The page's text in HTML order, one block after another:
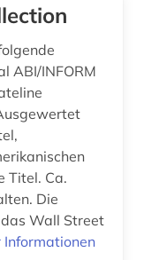
betriebssicherheitsverordnung (1)
(1)
betriebswirtschaftliche steuerlehre (1)
Titel. Ca.
Die
Wall Street
Informationen